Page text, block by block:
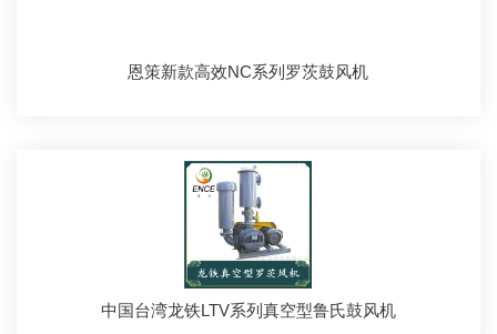
恩策新款高效NC系列罗茨鼓风机
中国台湾龙铁LTV系列真空型鲁氏鼓风机